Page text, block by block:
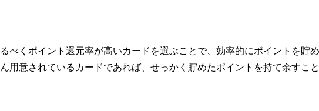
べくポイント還元率が高いカードを選ぶことで、効率的にポイントを貯
用意されているカードであれば、せっかく貯めたポイントを持て余すこ